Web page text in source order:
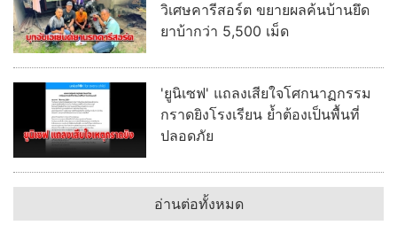
วิเศษคารีสอร์ต ขยายผลค้นบ้านยึด
ยาบ้ากว่า 5,500 เม็ด
'ยูนิเซฟ' แถลงเสียใจโศกนาฏกรรม
กราดยิงโรงเรียน ย้ำต้องเป็นพื้นที่
ปลอดภัย
อ่านต่อทั้งหมด